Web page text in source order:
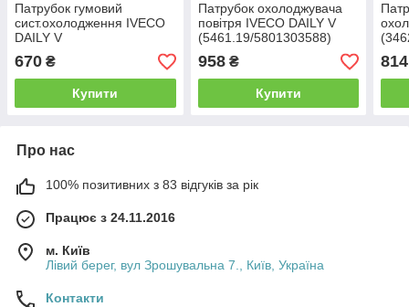
Патрубок гумовий
сист.охолодження IVECO
DAILY V
(5801312767/3462.22)
LE.MA
670 ₴
Купити
Патрубок охолоджувача
повітря IVECO DAILY V
(5461.19/5801303588)
Lema
958₴
Купити
814
Про нас
100% позитивних з 83 відгуків за рік
Працює з 24.11.2016
м. Київ
Лівий берег, вул Зрошувальна 7., Київ, Україна
Контакти